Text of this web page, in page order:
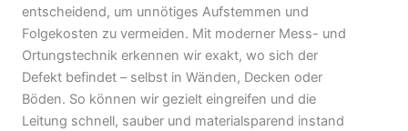
entscheidend, um unnötiges Aufstemmen und
Folgekosten zu vermeiden. Mit moderner Mess- und
Ortungstechnik erkennen wir exakt, wo sich der
Defekt befindet – selbst in Wänden, Decken oder
Böden. So können wir gezielt eingreifen und die
Leitung schnell, sauber und materialsparend instand